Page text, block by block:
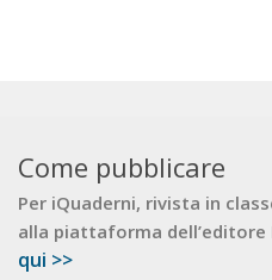
Come pubblicare
Per iQuaderni, rivista in
alla piattaforma dell’editore
qui >>